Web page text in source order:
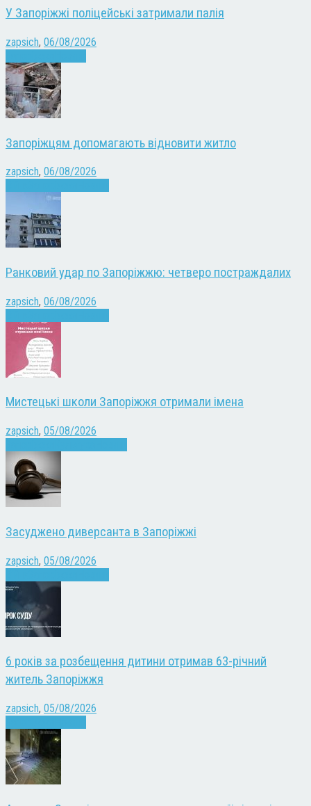
У Запоріжжі поліцейські затримали палія
zapsich, 06/08/2026
Запоріжцям допомагають відновити житло
zapsich, 06/08/2026
Ранковий удар по Запоріжжю: четверо постраждалих
zapsich, 06/08/2026
Мистецькі школи Запоріжжя отримали імена
zapsich, 05/08/2026
Засуджено диверсанта в Запоріжжі
zapsich, 05/08/2026
6 років за розбещення дитини отримав 63-річний
житель Запоріжжя
zapsich, 05/08/2026